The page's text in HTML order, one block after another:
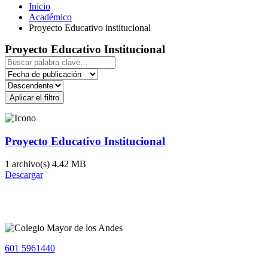
Inicio
Académico
Proyecto Educativo institucional
Proyecto Educativo Institucional
Aplicar el filtro
Proyecto Educativo Institucional
1 archivo(s) 4.42 MB
Descargar
601 5961440